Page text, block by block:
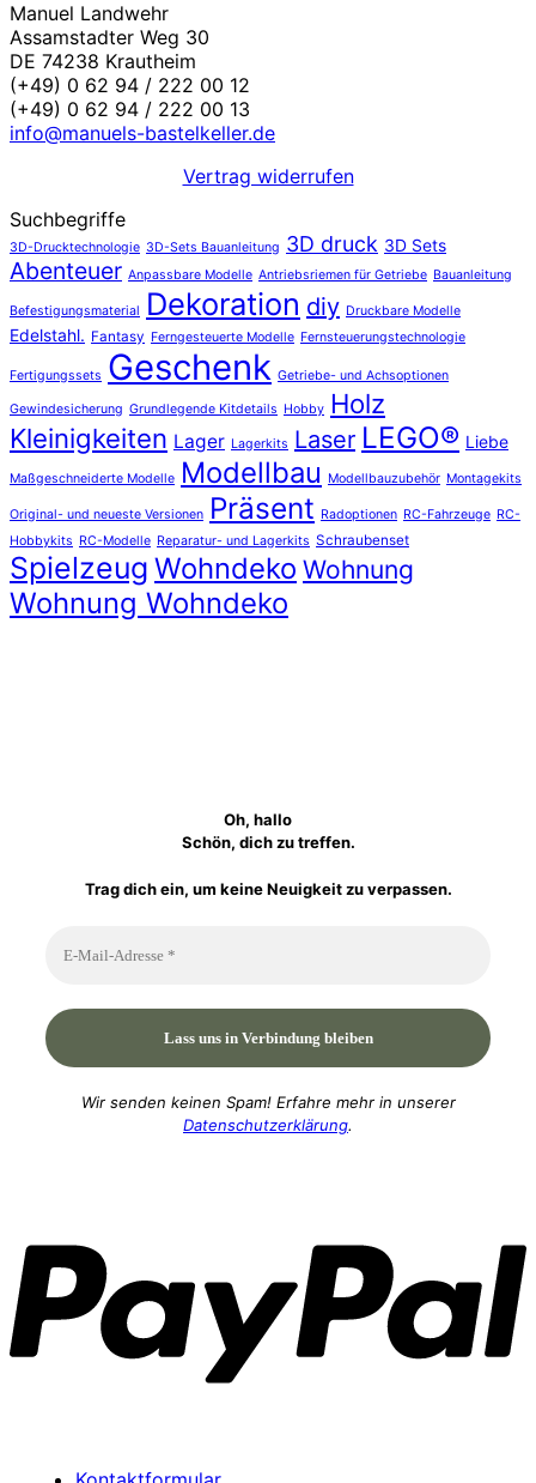
Manuel Landwehr
Assamstadter Weg 30
DE 74238 Krautheim
(+49) 0 62 94 / 222 00 12
(+49) 0 62 94 / 222 00 13
info@manuels-bastelkeller.de
Vertrag widerrufen
Suchbegriffe
3D-Drucktechnologie 3D-Sets Bauanleitung 3D druck 3D Sets
Abenteuer Anpassbare Modelle Antriebsriemen für Getriebe Bauanleitung
Befestigungsmaterial Dekoration diy Druckbare Modelle
Edelstahl. Fantasy Ferngesteuerte Modelle Fernsteuerungstechnologie
Fertigungssets Geschenk Getriebe- und Achsoptionen
Gewindesicherung Grundlegende Kitdetails Hobby Holz
Kleinigkeiten Lager Lagerkits Laser LEGO® Liebe
Maßgeschneiderte Modelle Modellbau Modellbauzubehör Montagekits
Original- und neueste Versionen Präsent Radoptionen RC-Fahrzeuge RC-
Hobbykits RC-Modelle Reparatur- und Lagerkits Schraubenset
Spielzeug Wohndeko Wohnung
Wohnung Wohndeko
Oh, hallo
Schön, dich zu treffen.
Trag dich ein, um keine Neuigkeit zu verpassen.
Wir senden keinen Spam! Erfahre mehr in unserer
Datenschutzerklärung.